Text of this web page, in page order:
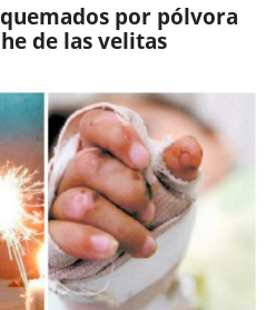
por pólvora
de las velitas